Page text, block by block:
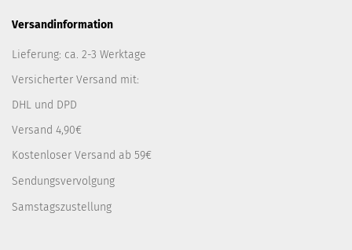
Versandinformation
Lieferung: ca. 2-3 Werktage
Versicherter Versand mit:
DHL und DPD
Versand 4,90€
Kostenloser Versand ab 59€
Sendungsvervolgung
Samstagszustellung